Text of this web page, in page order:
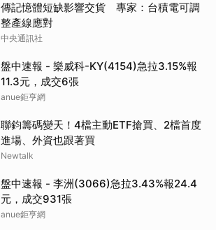
傳記憶體短缺影響交貨 專家：台積電可調
整產線應對
中央通訊社
盤中速報 - 樂威科-KY(4154)急拉3.15%報
11.3元，成交6張
anue鉅亨網
聯鈞籌碼變天！4檔主動ETF搶買、2檔首度
進場、外資也跟著買
Newtalk
盤中速報 - 李洲(3066)急拉3.43%報24.4
元，成交931張
anue鉅亨網